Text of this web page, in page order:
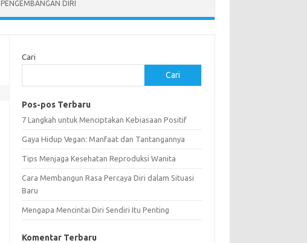
PENGEMBANGAN DIRI
Cari
Cari
Pos-pos Terbaru
7 Langkah untuk Menciptakan Kebiasaan Positif
Gaya Hidup Vegan: Manfaat dan Tantangannya
Tips Menjaga Kesehatan Reproduksi Wanita
Cara Membangun Rasa Percaya Diri dalam Situasi
Baru
Mengapa Mencintai Diri Sendiri Itu Penting
Komentar Terbaru